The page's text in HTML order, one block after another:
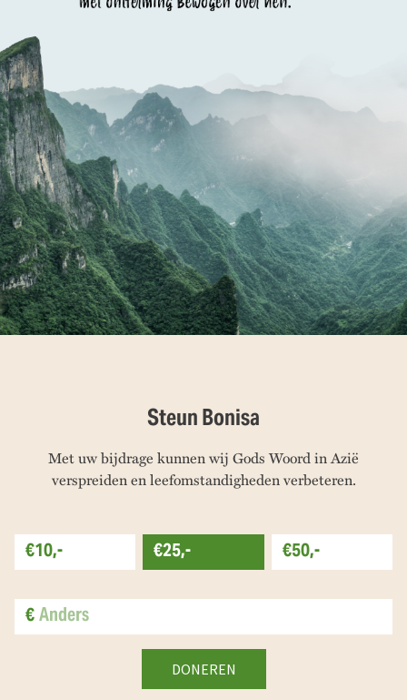
Steun Bonisa
Met uw bijdrage kunnen wij Gods Woord in Azië
verspreiden en leefomstandigheden verbeteren.
€10,- €25,-
€50,-
€